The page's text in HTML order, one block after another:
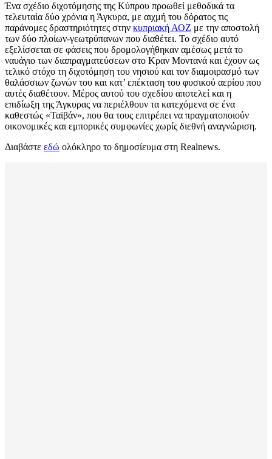
Ένα σχέδιο διχοτόμησης της Κύπρου προωθεί μεθοδικά τα
τελευταία δύο χρόνια η Άγκυρα, με αιχμή του δόρατος τις
παράνομες δραστηριότητες στην κυπριακή ΑΟΖ με την αποστολή
των δύο πλοίων-γεωτρύπανων που διαθέτει. Το σχέδιο αυτό
εξελίσσεται σε φάσεις που δρομολογήθηκαν αμέσως μετά το
ναυάγιο των διαπραγματεύσεων στο Κραν Μοντανά και έχουν ως
τελικό στόχο τη διχοτόμηση του νησιού και τον διαμοιρασμό των
θαλάσσιων ζωνών του και κατ’ επέκταση του φυσικού αερίου που
αυτές διαθέτουν. Μέρος αυτού του σχεδίου αποτελεί και η
επιδίωξη της Άγκυρας να περιέλθουν τα κατεχόμενα σε ένα
καθεστώς «Ταϊβάν», που θα τους επιτρέπει να πραγματοποιούν
οικονομικές και εμπορικές συμφωνίες χωρίς διεθνή αναγνώριση.
Διαβάστε εδώ ολόκληρο το δημοσίευμα στη Realnews.